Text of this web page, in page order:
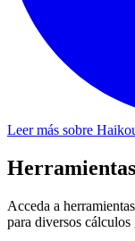
Leer más sobre
Acceda a
para diversos